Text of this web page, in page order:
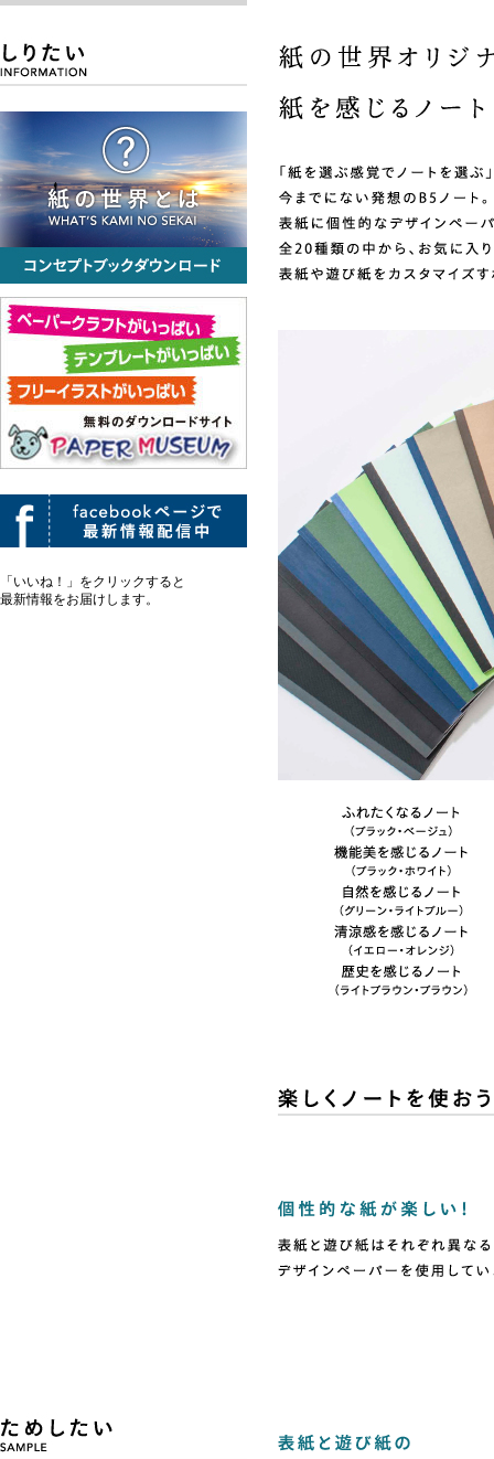
「いいね！」をクリックすると
最新情報をお届けします。